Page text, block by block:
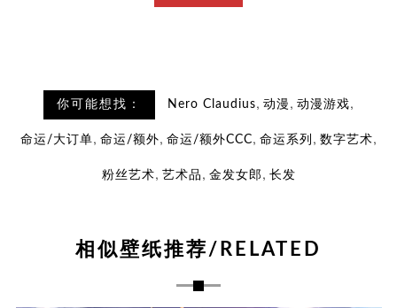
你可能想找： Nero Claudius, 动漫 , 动漫游戏,
命运/大订单, 命运/额外, 命运/额外CCC, 命运系列 , 数字艺术,
粉丝艺术, 艺术品 , 金发女郎 , 长发
相似壁纸推荐/RELATED